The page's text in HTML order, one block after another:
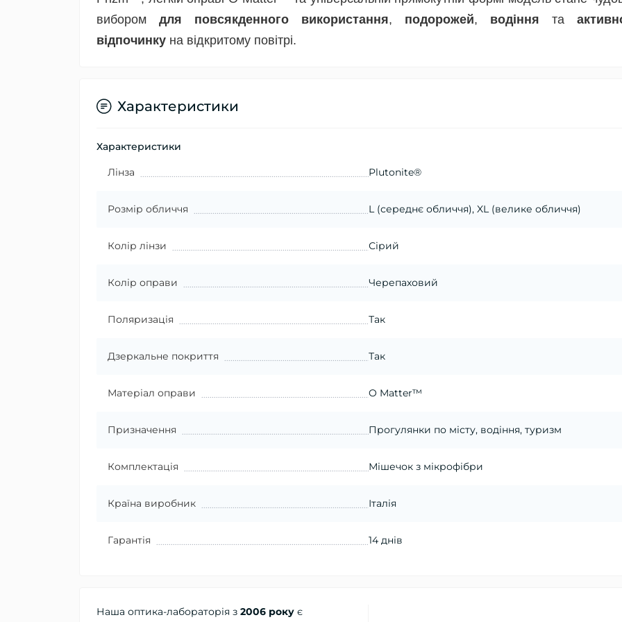
вибором для повсякденного використання, подорожей, водіння та
відпочинку на відкритому повітрі.
Характеристики
Характеристики
Лінза Plutonite®
Розмір обличчя L (середнє обличчя), XL (велике обличчя)
Колір лінзи Сірий
Колір оправи Черепаховий
Поляризація Так
Дзеркальне покриття Так
Матеріал оправи O Matter™
Призначення Прогулянки по місту, водіння, туризм
Комплектація Мішечок з мікрофібри
Країна виробник Італія
Гарантія 14 днів
Наша оптика-лабораторія з 2006 року є